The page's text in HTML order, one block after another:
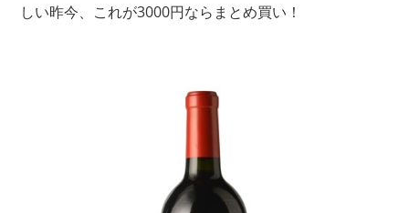
しい昨今、これが3000円ならまとめ買い！